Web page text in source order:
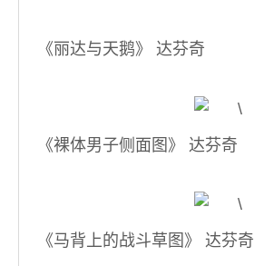
《丽达与天鹅》 达芬奇
《裸体男子侧面图》 达芬奇
《马背上的战斗草图》 达芬奇